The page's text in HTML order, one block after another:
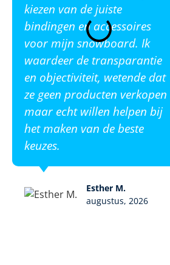
kiezen van de juiste
bindingen en accessoires
voor mijn snowboard. Ik
waardeer de transparantie
en objectiviteit, wetende dat
ze geen producten verkopen
maar echt willen helpen bij
het maken van de beste
keuzes.
Esther M.
augustus, 2026